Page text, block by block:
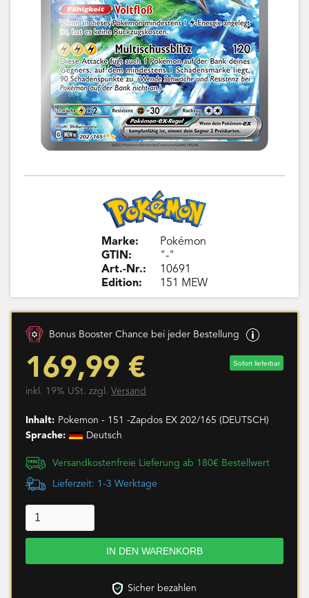
Marke:
GTIN:
Art.-Nr.:
Edition:
Pokémon
"-"
10691
151 MEW
Bonus Booster Chance bei jeder Bestellung
169,99 € Sofort lieferbar
inkl. 19% USt. zzgl. Versand
Inhalt: Pokemon - 151 -Zapdos EX 202/165 (DEUTSCH)
Sprache:
Deutsch
Versandkostenfreie Lieferung ab 180€ Bestellwert
Lieferzeit: 1-3 Werktage
Sicher bezahlen